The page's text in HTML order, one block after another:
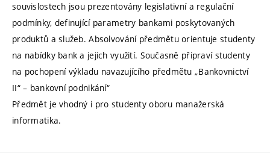
souvislostech jsou prezentovány legislativní a regulační
podmínky, definující parametry bankami poskytovaných
produktů a služeb. Absolvování předmětu orientuje studenty
na nabídky bank a jejich využití. Současně připraví studenty
na pochopení výkladu navazujícího předmětu „Bankovnictví
II“ – bankovní podnikání“
Předmět je vhodný i pro studenty oboru manažerská
informatika.